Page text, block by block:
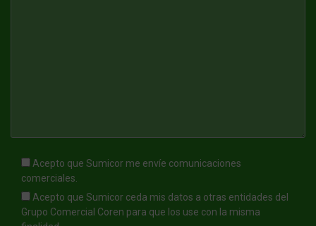
Acepto que Sumicor me envíe comunicaciones
comerciales.
Acepto que Sumicor ceda mis datos a otras entidades del
Grupo Comercial Coren para que los use con la misma